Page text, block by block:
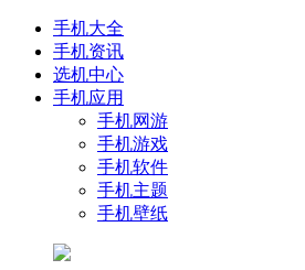
手机大全
手机资讯
选机中心
手机应用
手机网游
手机游戏
手机软件
手机主题
手机壁纸